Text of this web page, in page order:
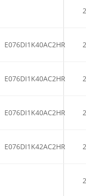
E076DI1K40AC2HR
E076DI1K40AC2HR
E076DI1K40AC2HR
E076DI1K42AC2HR